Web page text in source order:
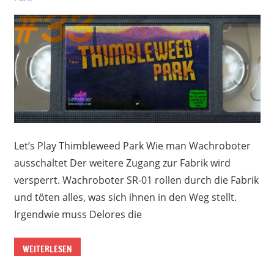
Let’s Play Thimbleweed Park Wie man Wachroboter
ausschaltet Der weitere Zugang zur Fabrik wird
versperrt. Wachroboter SR-01 rollen durch die Fabrik
und töten alles, was sich ihnen in den Weg stellt.
Irgendwie muss Delores die
WEITERLESEN